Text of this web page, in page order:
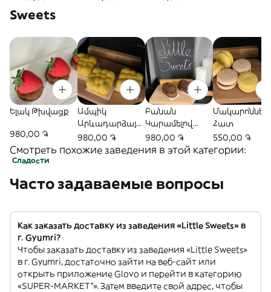
Sweets
Ելակ Թխվացք
980,00 ֏
Ամպիկ
Արևադարձայի
ն Միջուկով
Թխվածք
980,00 ֏
Բանան
Կարամելով
Թխվածք
980,00 ֏
Մակարոններ
Հատ
550,00 ֏
Смотреть похожие заведения в этой категории:
Сладости
Часто задаваемые вопросы
Как заказать доставку из заведения «Little Sweets» в
г. Gyumri?
Чтобы заказать доставку из заведения «Little Sweets»
в г. Gyumri, достаточно зайти на веб-сайт или
открыть приложение Glovo и перейти в категорию
«SUPER-MARKET”». Затем введите свой адрес, чтобы